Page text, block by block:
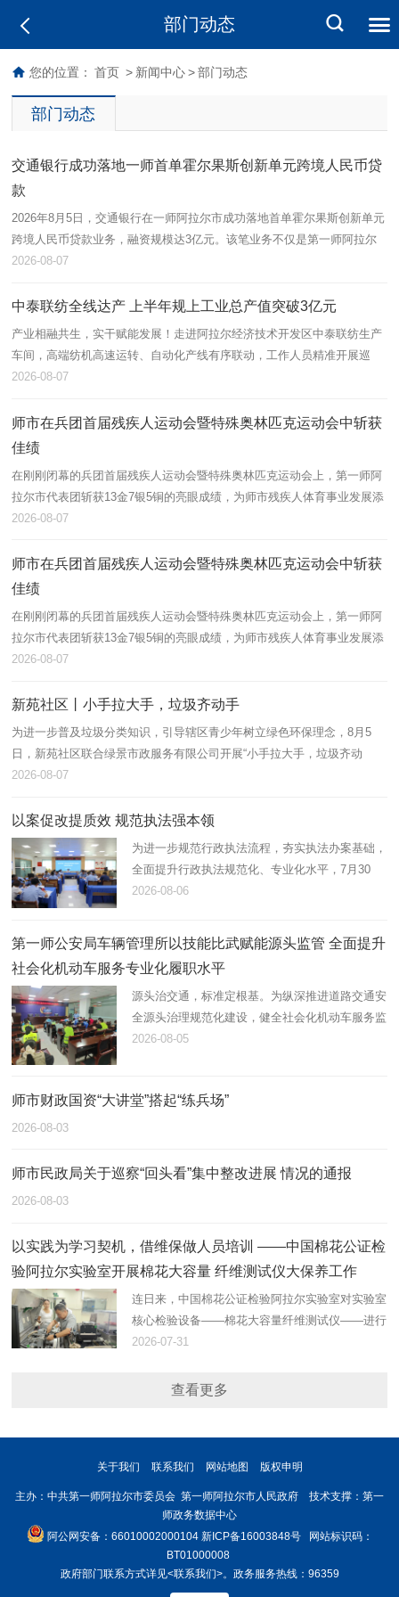
部门动态
您的位置： 首页 > 新闻中心 > 部门动态
部门动态
交通银行成功落地一师首单霍尔果斯创新单元跨境人民币贷
款
2026年8月5日，交通银行在一师阿拉尔市成功落地首单霍尔果斯创新单元
跨境人民币贷款业务，融资规模达3亿元。该笔业务不仅是第一师阿拉尔
市首单跨境流动资金贷款，也标志着跨境金融产品在本地金融功能区取得
2026-08-07
中泰联纺全线达产 上半年规上工业总产值突破3亿元
产业相融共生，实干赋能发展！走进阿拉尔经济技术开发区中泰联纺生产
车间，高端纺机高速运转、自动化产线有序联动，工作人员精准开展巡
检、落纱、品控等作业，呈现出蓬勃向上的发展态势。中泰联纺依托兵地
2026-08-07
师市在兵团首届残疾人运动会暨特殊奥林匹克运动会中斩获
佳绩
在刚刚闭幕的兵团首届残疾人运动会暨特殊奥林匹克运动会上，第一师阿
拉尔市代表团斩获13金7银5铜的亮眼成绩，为师市残疾人体育事业发展添
上浓墨重彩的一笔。
2026-08-07
师市在兵团首届残疾人运动会暨特殊奥林匹克运动会中斩获
佳绩
在刚刚闭幕的兵团首届残疾人运动会暨特殊奥林匹克运动会上，第一师阿
拉尔市代表团斩获13金7银5铜的亮眼成绩，为师市残疾人体育事业发展添
上浓墨重彩的一笔。
2026-08-07
新苑社区丨小手拉大手，垃圾齐动手
为进一步普及垃圾分类知识，引导辖区青少年树立绿色环保理念，8月5
日，新苑社区联合绿景市政服务有限公司开展“小手拉大手，垃圾齐动
手”垃圾分类主题宣讲活动，辖区60余名青少年及家长积极参与。
2026-08-07
以案促改提质效 规范执法强本领
为进一步规范行政执法流程，夯实执法办案基础，
全面提升行政执法规范化、专业化水平，7月30
日，第一师阿拉尔市应急管理局组织开展2026年
名执法人员全员参与。
2026-08-06
第一师公安局车辆管理所以技能比武赋能源头监管 全面提升
社会化机动车服务专业化履职水平
源头治交通，标准定根基。为纵深推进道路交通安
全源头治理规范化建设，健全社会化机动车服务监
管体系，锻造高素质专业化机动车登记、检测综合
2026-08-05
师市财政国资“大讲堂”搭起“练兵场”
2026-08-03
师市民政局关于巡察“回头看”集中整改进展 情况的通报
2026-08-03
以实践为学习契机，借维保做人员培训 ——中国棉花公证检
验阿拉尔实验室开展棉花大容量 纤维测试仪大保养工作
连日来，中国棉花公证检验阿拉尔实验室对实验室
核心检验设备——棉花大容量纤维测试仪——进行
了大保养。
2026-07-31
查看更多
关于我们 联系我们 网站地图 版权申明
主办：中共第一师阿拉尔市委员会 第一师阿拉尔市人民政府 技术支撑：第一
师政务数据中心
阿公网安备：66010002000104 新ICP备16003848号网站标识码：
BT01000008
政府部门联系方式详见<联系我们>。政务服务热线：96359